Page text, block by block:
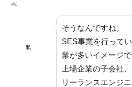
私
そうなんですね。
SES事業を行って
業が多いイメージで
上場企業の子会社
リーランスエンジ